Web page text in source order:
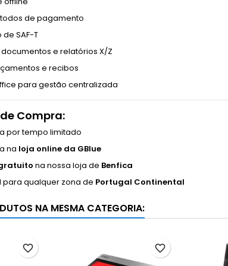
de pagamento
SAF-T
e relatórios X/Z
e recibos
para gestão centralizada
Compra:
por tempo limitado
na loja online da GBlue
na nossa loja de Benfica
para qualquer zona de Portugal Continental
NA MESMA CATEGORIA:
favorite_border favorite_border